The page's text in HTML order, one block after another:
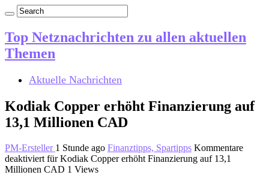
Top Netznachrichten zu allen aktuellen
Themen
Aktuelle Nachrichten
Kodiak Copper erhöht Finanzierung auf
13,1 Millionen CAD
PM-Ersteller 1 Stunde ago Finanztipps, Spartipps Kommentare
deaktiviert für Kodiak Copper erhöht Finanzierung auf 13,1
Millionen CAD 1 Views